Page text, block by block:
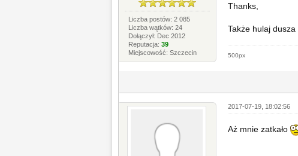
Liczba postów: 2 085
Liczba wątków: 24
Dołączył: Dec 2012
Reputacja:39
Miejscowość: Szczecin
Thanks,
Także hulaj dusza
500px
2017-07-19, 18:02:56
Aż mnie zatkało